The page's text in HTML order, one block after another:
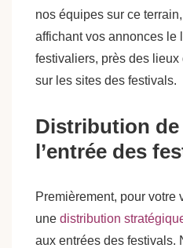
nos équipes sur ce terrain,
affichant vos annonces le
festivaliers, près des
sur les sites des festivals.
Distribution
l’entrée des
Premièrement, pour
une distribution
aux entrées des festivals.